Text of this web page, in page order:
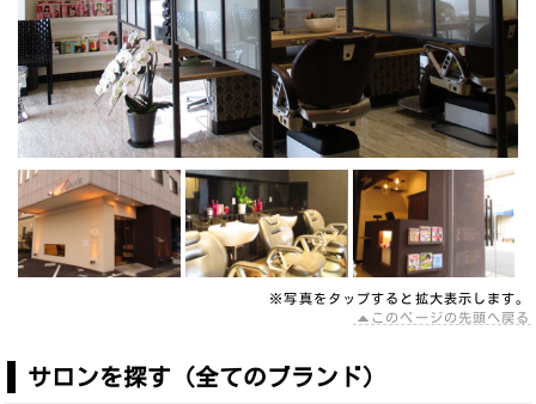
※写真を タップすると拡大表示します。
このページの先頭へ戻る
サロンを探す（全てのブランド）